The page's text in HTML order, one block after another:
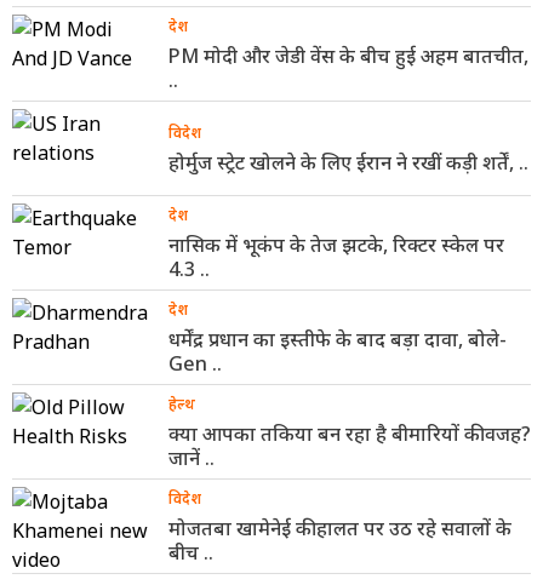
देश
PM मोदी और जेडी वेंस के बीच हुई अहम बातचीत,
..
विदेश
होर्मुज स्ट्रेट खोलने के लिए ईरान ने रखीं कड़ी शर्तें, ..
देश
नासिक में भूकंप के तेज झटके, रिक्टर स्केल पर
4.3 ..
देश
धर्मेंद्र प्रधान का इस्तीफे के बाद बड़ा दावा, बोले-
Gen ..
हेल्थ
क्या आपका तकिया बन रहा है बीमारियों की वजह?
जानें ..
विदेश
मोजतबा खामेनेई की हालत पर उठ रहे सवालों के
बीच ..